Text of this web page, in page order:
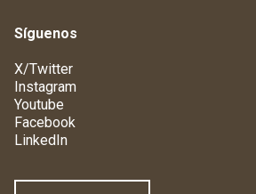
Síguenos
X/Twitter
Instagram
Youtube
Facebook
LinkedIn